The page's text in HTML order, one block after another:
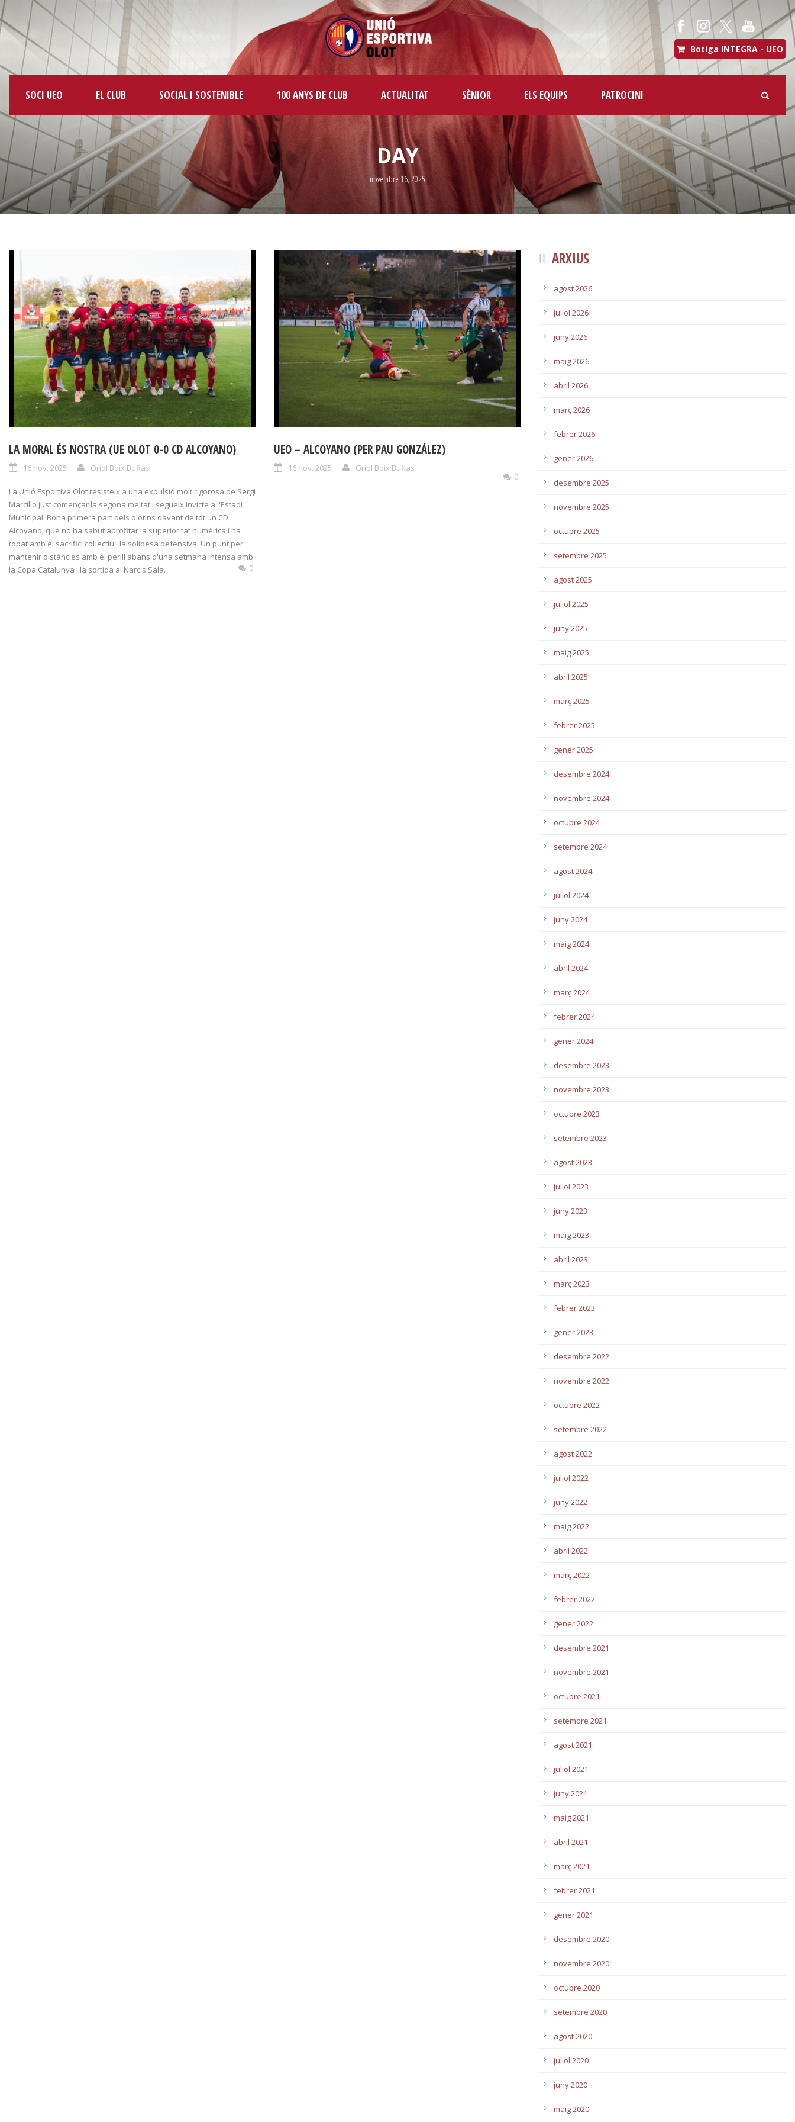
Botiga INTEGRA - UEO
SOCI UEO EL CLUB SOCIAL I SOSTENIBLE 100 ANYS DE CLUB ACTUALITAT SÈNIOR ELS EQUIPS PATROCINI
DAY
novembre 16, 2025
LA MORAL ÉS NOSTRA (UE OLOT 0-0 CD ALCOYANO)
16 nov. 2025 Oriol Boix Bufias
La Unió Esportiva Olot resisteix a una expulsió molt rigorosa de Sergi
Marcillo just començar la segona meitat i segueix invicte a l'Estadi
Municipal. Bona primera part dels olotins davant de tot un CD
Alcoyano, que no ha sabut aprofitar la superioritat numèrica i ha
topat amb el sacrifici col·lectiu i la solidesa defensiva. Un punt per
mantenir distàncies amb el perill abans d'una setmana intensa amb
la Copa Catalunya i la sortida al Narcís Sala.
0
UEO – ALCOYANO (PER PAU GONZÁLEZ)
16 nov. 2025
Oriol Boix Bufias
0
ARXIUS
agost 2026
juliol 2026
juny 2026
maig 2026
abril 2026
març 2026
febrer 2026
gener 2026
desembre 2025
novembre 2025
octubre 2025
setembre 2025
agost 2025
juliol 2025
juny 2025
maig 2025
abril 2025
març 2025
febrer 2025
gener 2025
desembre 2024
novembre 2024
octubre 2024
setembre 2024
agost 2024
juliol 2024
juny 2024
maig 2024
abril 2024
març 2024
febrer 2024
gener 2024
desembre 2023
novembre 2023
octubre 2023
setembre 2023
agost 2023
juliol 2023
juny 2023
maig 2023
abril 2023
març 2023
febrer 2023
gener 2023
desembre 2022
novembre 2022
octubre 2022
setembre 2022
agost 2022
juliol 2022
juny 2022
maig 2022
abril 2022
març 2022
febrer 2022
gener 2022
desembre 2021
novembre 2021
octubre 2021
setembre 2021
agost 2021
juliol 2021
juny 2021
maig 2021
abril 2021
març 2021
febrer 2021
gener 2021
desembre 2020
novembre 2020
octubre 2020
setembre 2020
agost 2020
juliol 2020
juny 2020
maig 2020